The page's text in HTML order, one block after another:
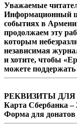
Уважаемые
Информационный
событиях в
продолжаем эту
которым
независимая
и хотите, чтобы
можете
РЕКВИЗИТЫ
Карта Сбербанка –
Форма для донатов